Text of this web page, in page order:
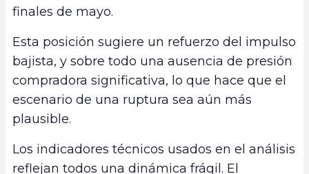
finales de mayo.
Esta posición sugiere un refuerzo del impulso
bajista, y sobre todo una ausencia de presión
compradora significativa, lo que hace que el
escenario de una ruptura sea aún más
plausible.
Los indicadores técnicos usados en el análisis
reflejan todos una dinámica frágil. El